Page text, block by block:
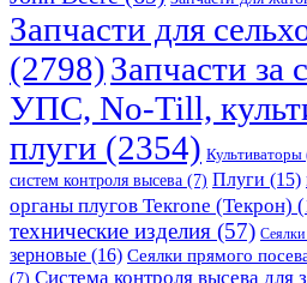
Запчасти для
(2798)Запчасти за
УПС, No-Till,
плуги (2354) Культиваторы
систем контроля высева (7) Плуги (15)
органы плугов Текrоne (Текрон)
технические изделия (57) Сеялки
зерновые (16) Сеялки прямого
(7) Система контроля высева для